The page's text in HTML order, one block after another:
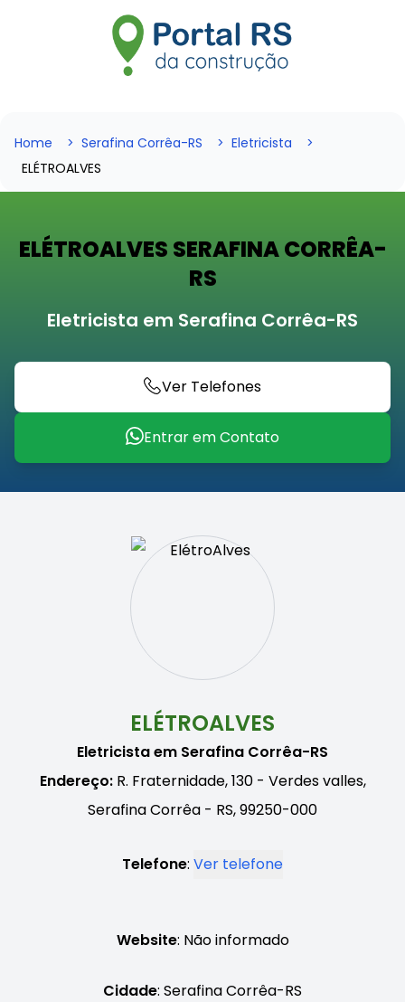
Home Serafina Corrêa-RS
Eletricista
ELÉTROALVES
ELÉTROALVES SERAFINA CORRÊA-
RS
Eletricista em Serafina Corrêa-RS
Ver Telefones
Entrar em Contato
ELÉTROALVES
Eletricista em Serafina Corrêa-RS
Endereço:R. Fraternidade, 130 - Verdes valles,
Serafina Corrêa - RS, 99250-000
Telefone: Ver telefone
Website: Não informado
Cidade: Serafina Corrêa-RS